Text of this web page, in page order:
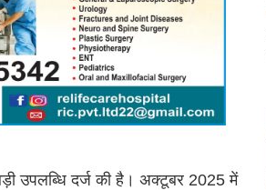
उपलब्धि दर्ज की है। अक्टूबर 2025 में